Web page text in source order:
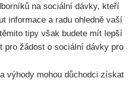
na sociální dávky, kteří
informace a radu ohledně vaší
tipy však budete mít lepší
pro žádost o sociální dávky pro